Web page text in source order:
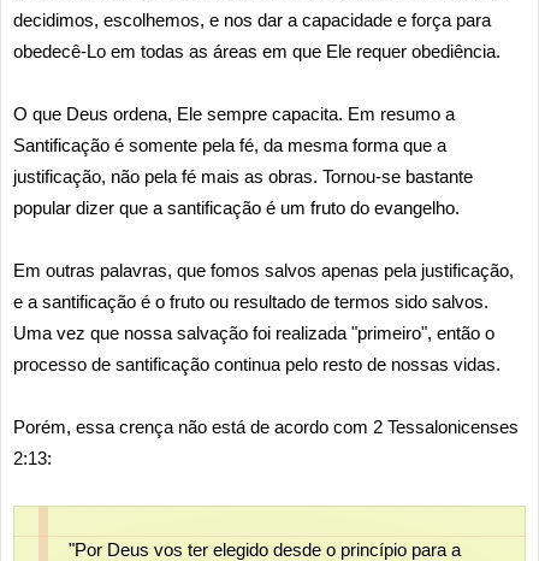
decidimos, escolhemos, e nos dar a capacidade e força para
obedecê-Lo em todas as áreas em que Ele requer obediência.
O que Deus ordena, Ele sempre capacita. Em resumo a
Santificação é somente pela fé, da mesma forma que a
justificação, não pela fé mais as obras. Tornou-se bastante
popular dizer que a santificação é um fruto do evangelho.
Em outras palavras, que fomos salvos apenas pela justificação,
e a santificação é o fruto ou resultado de termos sido salvos.
Uma vez que nossa salvação foi realizada "primeiro", então o
processo de santificação continua pelo resto de nossas vidas.
Porém, essa crença não está de acordo com 2 Tessalonicenses
2:13:
"Por Deus vos ter elegido desde o princípio para a